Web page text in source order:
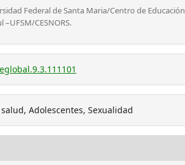
Federal de Santa Maria/Centro de Educación
CESNORS.
Adolescentes, Sexualidad